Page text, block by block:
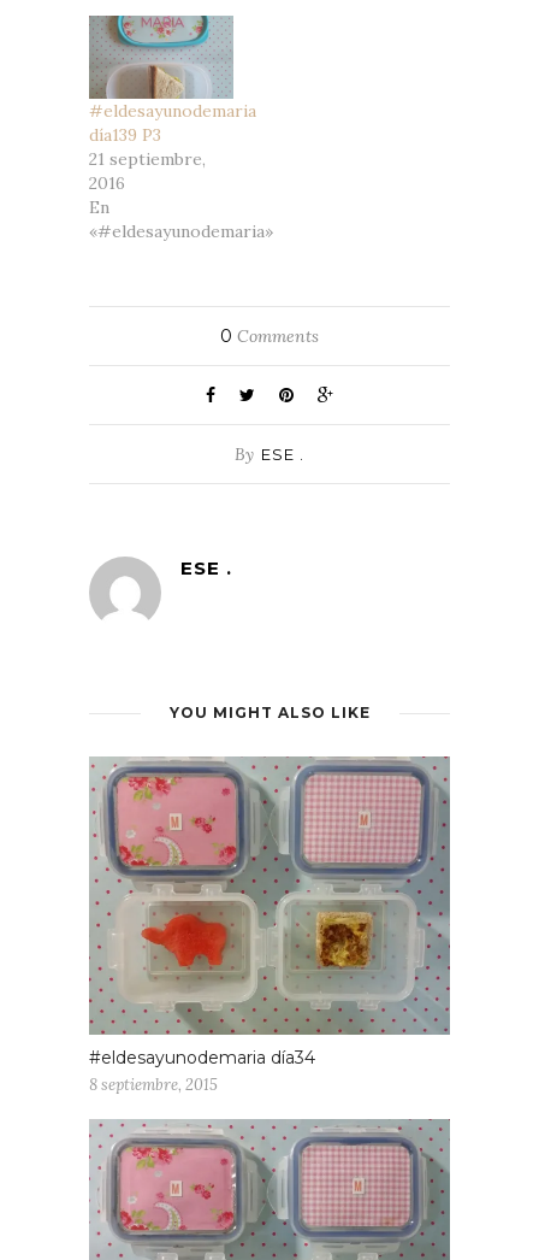
#eldesayunodemaria
día139 P3
21 septiembre,
2016
En
«#eldesayunodemaria»
0 Comments
By ESE .
ESE .
YOU MIGHT ALSO LIKE
#eldesayunodemaria día34
8 septiembre, 2015